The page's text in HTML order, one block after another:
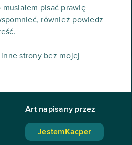
pisać prawię
również powiedz
strony bez mojej
Art napisany przez
JestemKacper